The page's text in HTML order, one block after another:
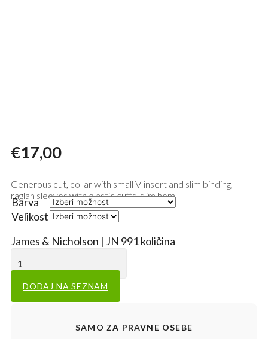
€17,00
Generous cut, collar with small V-insert and slim binding,
raglan sleeves with elastic cuffs, slim hem
Barva
Velikost
James & Nicholson | JN 991 količina
DODAJ NA SEZNAM
SAMO ZA PRAVNE OSEBE